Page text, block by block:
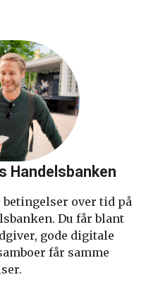
Handelsbanken
betingelser over tid på
Du får blant
gode digitale
får samme